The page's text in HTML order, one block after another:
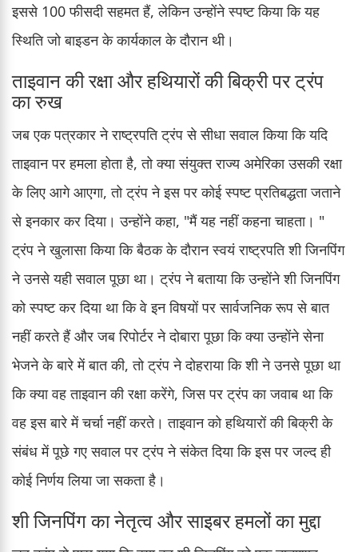
इससे 100 फीसदी सहमत हैं, लेकिन उन्होंने स्पष्ट किया कि यह
स्थिति जो बाइडन के कार्यकाल के दौरान थी।
ताइवान की रक्षा और हथियारों की बिक्री पर ट्रंप
का रुख
जब एक पत्रकार ने राष्ट्रपति ट्रंप से सीधा सवाल किया कि यदि
ताइवान पर हमला होता है, तो क्या संयुक्त राज्य अमेरिका उसकी रक्षा
के लिए आगे आएगा, तो ट्रंप ने इस पर कोई स्पष्ट प्रतिबद्धता जताने
से इनकार कर दिया। उन्होंने कहा, "मैं यह नहीं कहना चाहता। "
ट्रंप ने खुलासा किया कि बैठक के दौरान स्वयं राष्ट्रपति शी जिनपिंग
ने उनसे यही सवाल पूछा था। ट्रंप ने बताया कि उन्होंने शी जिनपिंग
को स्पष्ट कर दिया था कि वे इन विषयों पर सार्वजनिक रूप से बात
नहीं करते हैं और जब रिपोर्टर ने दोबारा पूछा कि क्या उन्होंने सेना
भेजने के बारे में बात की, तो ट्रंप ने दोहराया कि शी ने उनसे पूछा था
कि क्या वह ताइवान की रक्षा करेंगे, जिस पर ट्रंप का जवाब था कि
वह इस बारे में चर्चा नहीं करते। ताइवान को हथियारों की बिक्री के
संबंध में पूछे गए सवाल पर ट्रंप ने संकेत दिया कि इस पर जल्द ही
कोई निर्णय लिया जा सकता है।
शी जिनपिंग का नेतृत्व और साइबर हमलों का मुद्दा